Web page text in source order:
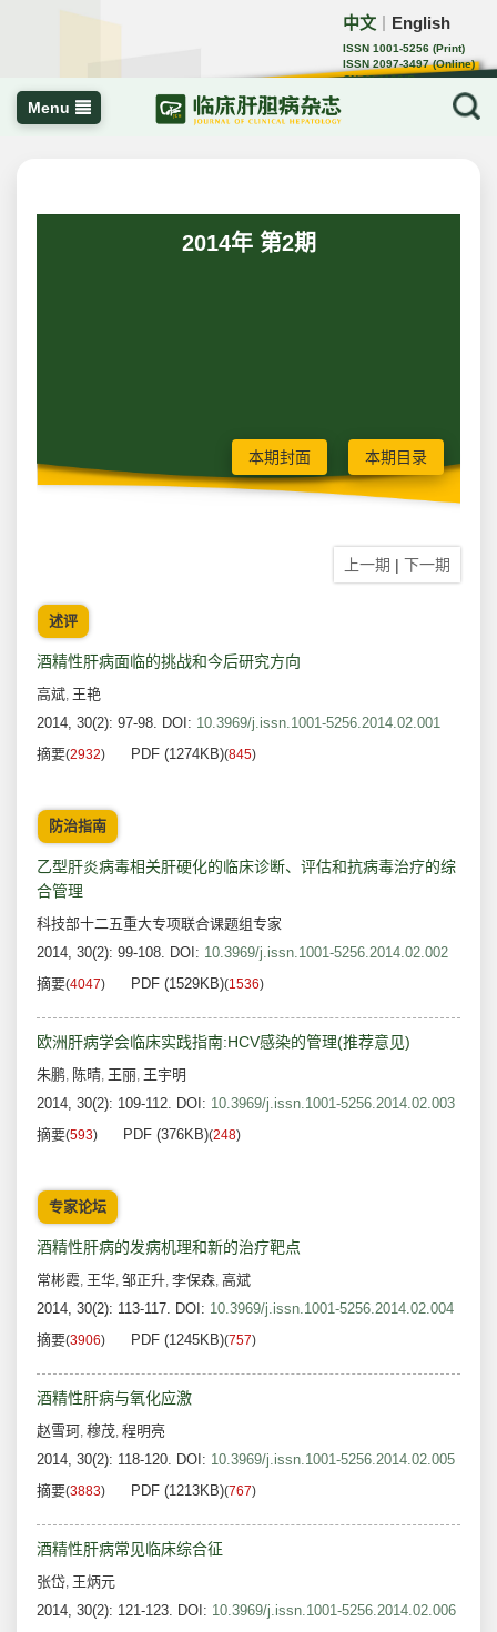
中文 English
ISSN 1001-5256 (Print)
ISSN 2097-3497 (Online)
CN 22-1108/R
Menu
2014年 第2期
本期封面 本期目录
上一期 | 下一期
述评
酒精性肝病面临的挑战和今后研究方向
高斌, 王艳
2014, 30(2): 97-98. DOI: 10.3969/j.issn.1001-5256.2014.02.001
摘要(2932) PDF (1274KB)(845)
防治指南
乙型肝炎病毒相关肝硬化的临床诊断、评估和抗病毒治疗的综
合管理
科技部十二五重大专项联合课题组专家
2014, 30(2): 99-108. DOI: 10.3969/j.issn.1001-5256.2014.02.002
摘要(4047) PDF (1529KB)(1536)
欧洲肝病学会临床实践指南:HCV感染的管理(推荐意见)
朱鹏, 陈晴, 王丽, 王宇明
2014, 30(2): 109-112. DOI: 10.3969/j.issn.1001-5256.2014.02.003
摘要(593) PDF (376KB)(248)
专家论坛
酒精性肝病的发病机理和新的治疗靶点
常彬霞, 王华, 邹正升, 李保森, 高斌
2014, 30(2): 113-117. DOI: 10.3969/j.issn.1001-5256.2014.02.004
摘要(3906) PDF (1245KB)(757)
酒精性肝病与氧化应激
赵雪珂, 穆茂, 程明亮
2014, 30(2): 118-120. DOI: 10.3969/j.issn.1001-5256.2014.02.005
摘要(3883) PDF (1213KB)(767)
酒精性肝病常见临床综合征
张岱, 王炳元
2014, 30(2): 121-123. DOI: 10.3969/j.issn.1001-5256.2014.02.006